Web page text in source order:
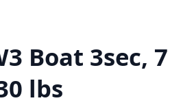
Boat 3sec, 7
lbs